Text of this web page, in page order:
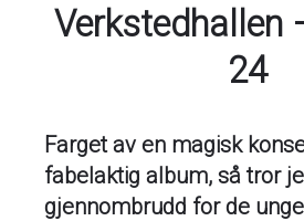
Verkstedhallen
24
Farget av en magisk
fabelaktig album, så tror
gjennombrudd for de